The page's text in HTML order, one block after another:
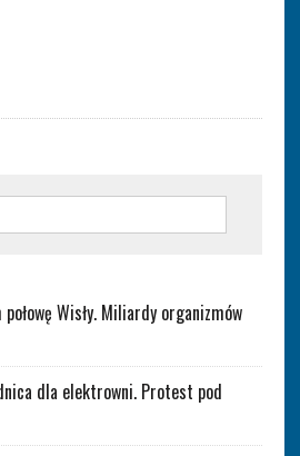
Wisły. Miliardy organizmów
dla elektrowni. Protest pod